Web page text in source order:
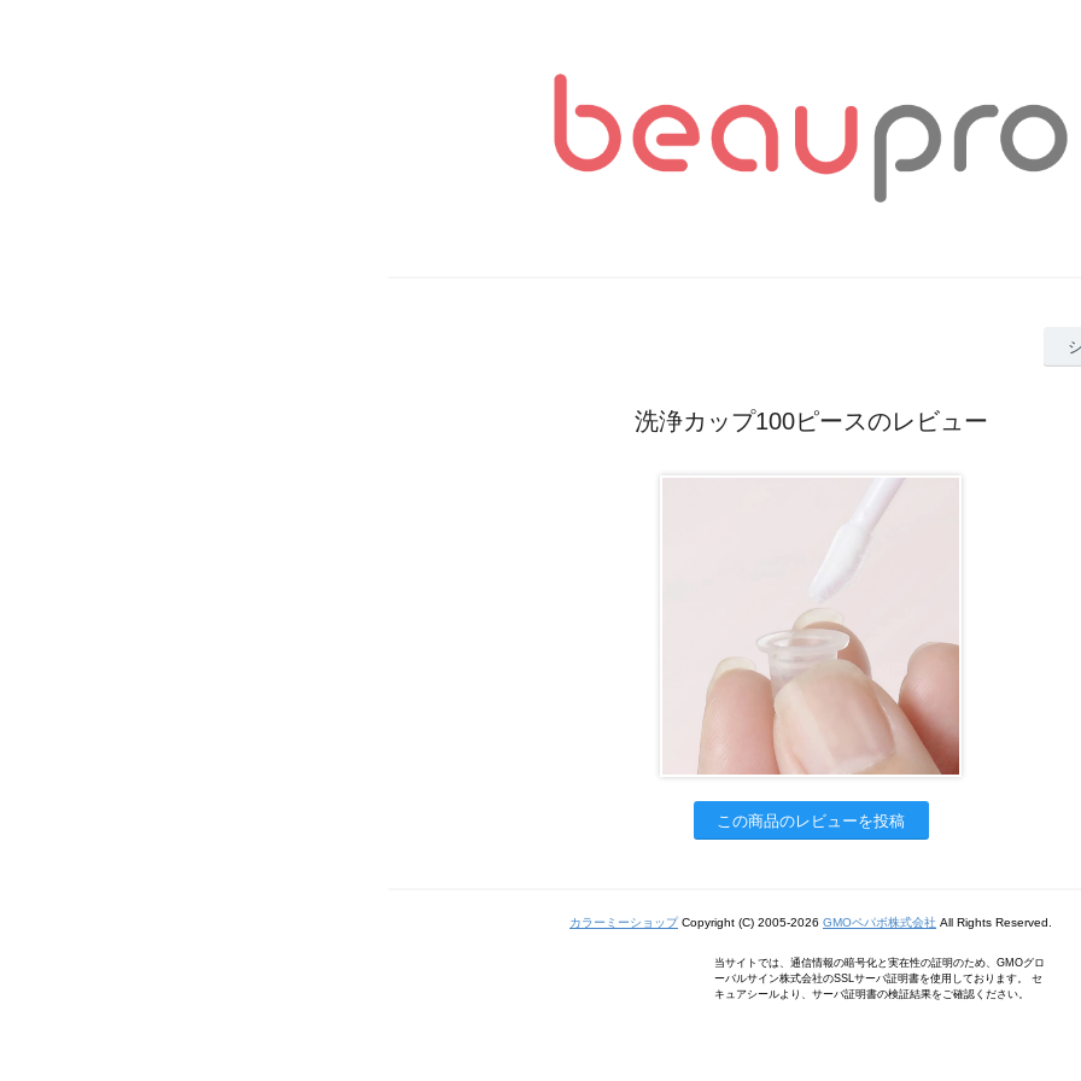
洗浄カップ100ピースのレビュー
この商品のレビューを投稿
カラーミーショップCopyright (C) 2005-2026 GMOペパボ株式会社 All Rights Reserved.
当サイトでは、通信情報の暗号化と実在性の証明のため、GMOグロ
ーバルサイン株式会社のSSLサーバ証明書を使用しております。 セ
キュアシールより、サーバ証明書の検証結果をご確認ください。